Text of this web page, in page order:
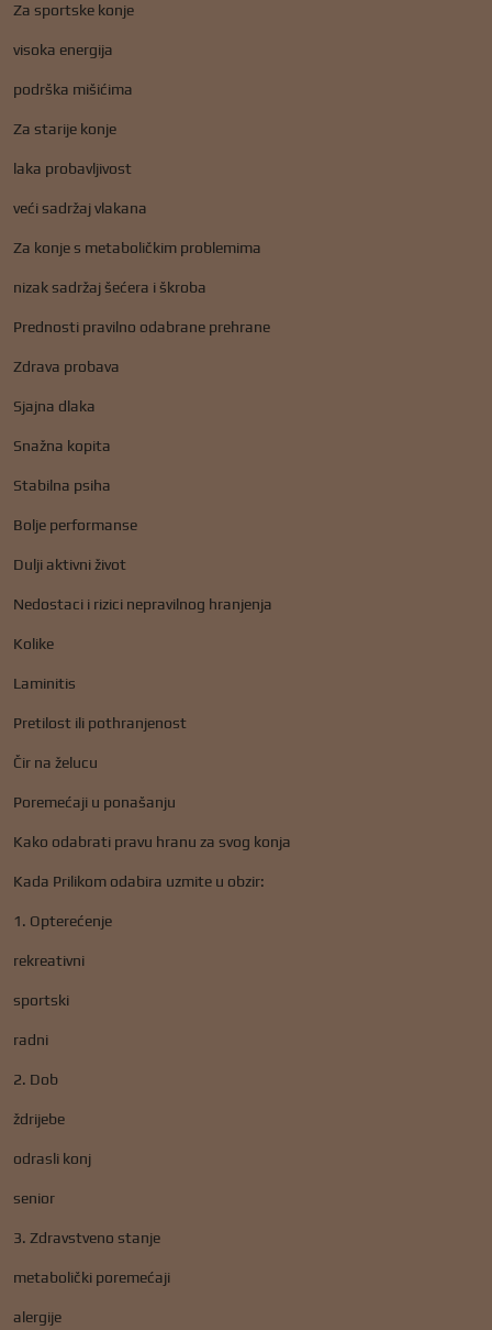
Za sportske konje
visoka energija
podrška mišićima
Za starije konje
laka probavljivost
veći sadržaj vlakana
Za konje s metaboličkim problemima
nizak sadržaj šećera i škroba
Prednosti pravilno odabrane prehrane
Zdrava probava
Sjajna dlaka
Snažna kopita
Stabilna psiha
Bolje performanse
Dulji aktivni život
Nedostaci i rizici nepravilnog hranjenja
Kolike
Laminitis
Pretilost ili pothranjenost
Čir na želucu
Poremećaji u ponašanju
Kako odabrati pravu hranu za svog konja
Kada Prilikom odabira uzmite u obzir:
1. Opterećenje
rekreativni
sportski
radni
2. Dob
ždrijebe
odrasli konj
senior
3. Zdravstveno stanje
metabolički poremećaji
alergije